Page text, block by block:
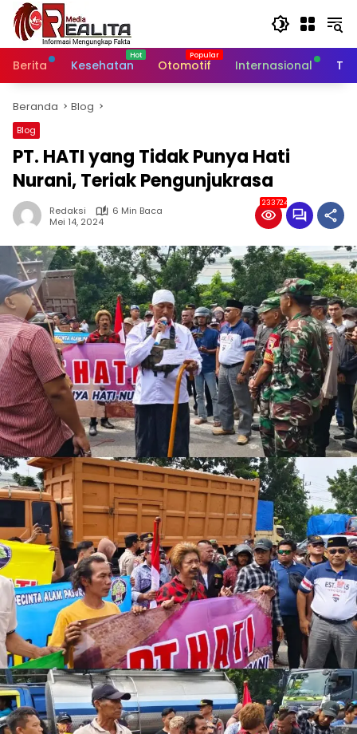
Langsung
konten
Berita
Kesehatan Otomotif Internasional
Beranda Blog
Blog
PT. HATI yang Tidak Punya Hati
Nurani, Teriak Pengunjukrasa
Redaksi
6 Min Baca
Mei 14, 2024
233724